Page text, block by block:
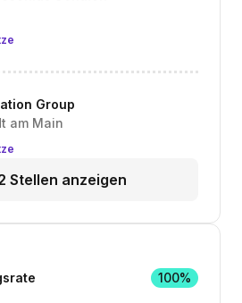
Group
am Main
Stellen anzeigen
100%